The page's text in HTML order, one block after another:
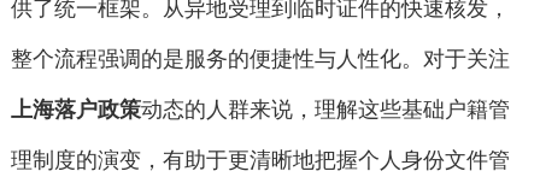
供了统一框架。从异地受理到临时证件的快速核发，
整个流程强调的是服务的便捷性与人性化。对于关注
上海落户政策动态的人群来说，理解这些基础户籍管
理制度的演变，有助于更清晰地把握个人身份文件管